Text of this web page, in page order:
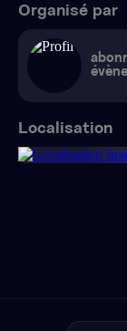
Organisé par
Localisation